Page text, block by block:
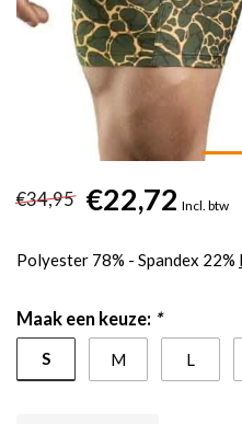
€34,95 €22,72 Incl. btw
Polyester 78% - Spandex 22%
Maak een keuze: *
S M L